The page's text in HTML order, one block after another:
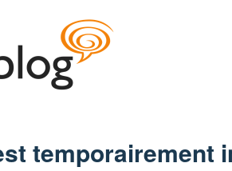
temporairement